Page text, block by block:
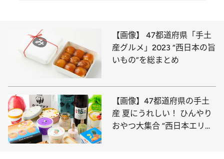
【画像】 47都道府県「手土
産グルメ」2023 “西日本の旨
いもの”を総まとめ
【画像】47都道府県の手土
産 夏にうれしい！ ひんやり
おやつ大集合 “西日本エリア